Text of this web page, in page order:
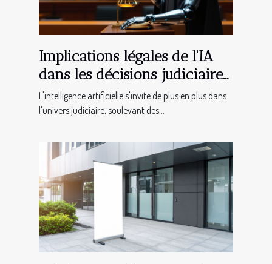
Implications légales de l'IA
dans les décisions judiciaires
?
L'intelligence artificielle s'invite de plus en plus dans
l'univers judiciaire, soulevant des...